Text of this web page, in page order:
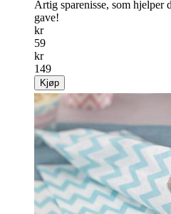
Artig sparenisse, som hjelper
gave!
kr
59
kr
149
Kjøp